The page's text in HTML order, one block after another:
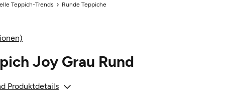
Teppich-Trends Runde Teppiche
Joy Grau Rund
Produktdetails